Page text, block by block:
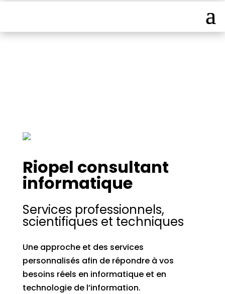
Riopel consultant
informatique
Services professionnels,
scientifiques et techniques
Une approche et des services
personnalisés afin de répondre à vos
besoins réels en informatique et en
technologie de l’information.